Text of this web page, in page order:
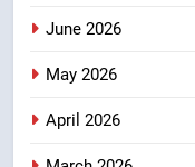
June 2026
May 2026
April 2026